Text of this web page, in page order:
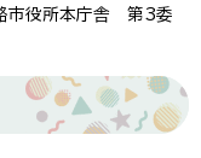
市役所本庁舎 第3委